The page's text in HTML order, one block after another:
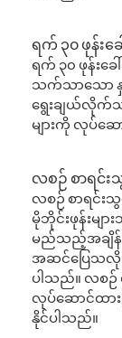
ရက် ၃၀ ဖုန်း
ရက် ၃၀ ဖုန်းခ
သက်သာသော နှု
ရွေးချယ်လိုက်
များကို လုပ်ဆ
လစဉ် စာရင်း
လစဉ် စာရင်းသွ
မိုဘိုင်းဖုန်းမျာ
မည်သည့်အချိ
အဆင်ပြေသလို
ပါသည်။ လစဉ်
လုပ်ဆောင်ထား
နိုင်ပါသည်။